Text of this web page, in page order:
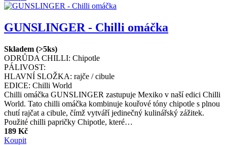
GUNSLINGER - Chilli omáčka
Skladem (>5ks)
ODRŮDA CHILLI: Chipotle
PÁLIVOST:
HLAVNÍ SLOŽKA: rajče / cibule
EDICE: Chilli World
Chilli omáčka GUNSLINGER zastupuje Mexiko v naší edici Chilli
World. Tato chilli omáčka kombinuje kouřové tóny chipotle s plnou
chutí rajčat a cibule, čímž vytváří jedinečný kulinářský zážitek.
Použité chilli papričky Chipotle, které…
189 Kč
Koupit